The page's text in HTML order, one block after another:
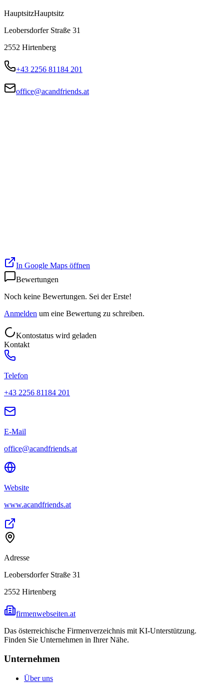
HauptsitzHauptsitz
Leobersdorfer Straße 31
2552 Hirtenberg
+43 2256 81184 201
office@acandfriends.at
In Google Maps öffnen
Bewertungen
Noch keine Bewertungen. Sei der Erste!
Anmelden um eine Bewertung zu schreiben.
Kontostatus wird geladen
Kontakt
Telefon
+43 2256 81184 201
E-Mail
office@acandfriends.at
Website
www.acandfriends.at
Adresse
Leobersdorfer Straße 31
2552 Hirtenberg
firmenwebseiten.at
Das österreichische Firmenverzeichnis mit KI-Unterstützung.
Finden Sie Unternehmen in Ihrer Nähe.
Unternehmen
Über uns